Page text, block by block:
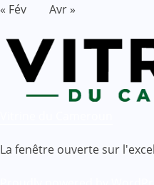
« Fév
Avr »
La fenêtre ouverte sur